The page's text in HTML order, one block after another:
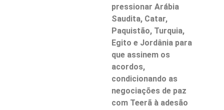
pressionar Arábia
Saudita, Catar,
Paquistão, Turquia,
Egito e Jordânia para
que assinem os
acordos,
condicionando as
negociações de paz
com Teerã à adesão